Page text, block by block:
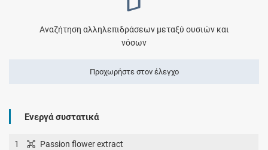
Αναζήτηση αλληλεπιδράσεων μεταξύ ουσιών και
νόσων
Προχωρήστε στον έλεγχο
Ενεργά συστατικά
1 Passion flower extract